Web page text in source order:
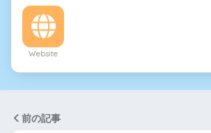
Website
前の記事